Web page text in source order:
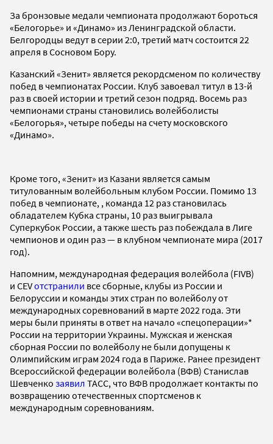
За бронзовые медали чемпионата продолжают бороться
«Белогорье» и «Динамо» из Ленинградской области.
Белгородцы ведут в серии 2:0, третий матч состоится 22
апреля в Сосновом Бору.
Казанский «Зенит» является рекордсменом по количеству
побед в чемпионатах России. Клуб завоевал титул в 13-й
раз в своей истории и третий сезон подряд. Восемь раз
чемпионами страны становились волейболисты
«Белогорья», четыре победы на счету московского
«Динамо».
Кроме того, «Зенит» из Казани является самым
титулованным волейбольным клубом России. Помимо 13
побед в чемпионате, , команда 12 раз становилась
обладателем Кубка страны, 10 раз выигрывала
Суперкубок России, а также шесть раз побеждала в Лиге
чемпионов и один раз — в клубном чемпионате мира (2017
год).
Напомним, международная федерация волейбола (FIVB)
и CEVотстранили все сборные, клубы из России и
Белоруссии и команды этих стран по волейболу от
международных соревнований в марте 2022 года. Эти
меры были приняты в ответ на начало «спецоперации»*
России на территории Украины. Мужская и женская
сборная России по волейболу не были допущены к
Олимпийским играм 2024 года в Париже. Ранее президент
Всероссийской федерации волейбола (ВФВ) Станислав
Шевченко заявил ТАСС, что ВФВ продолжает контакты по
возвращению отечественных спортсменов к
международным соревнованиям.